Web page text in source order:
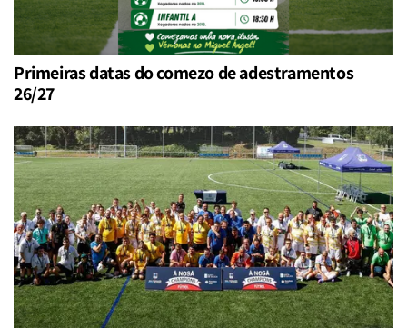
Primeiras datas do comezo de adestramentos
26/27